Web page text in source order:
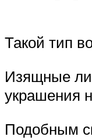
Такой тип
Изящные
украшения
Подобным